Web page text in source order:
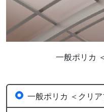
一般ポリカ
一般ポリカ ＜クリ